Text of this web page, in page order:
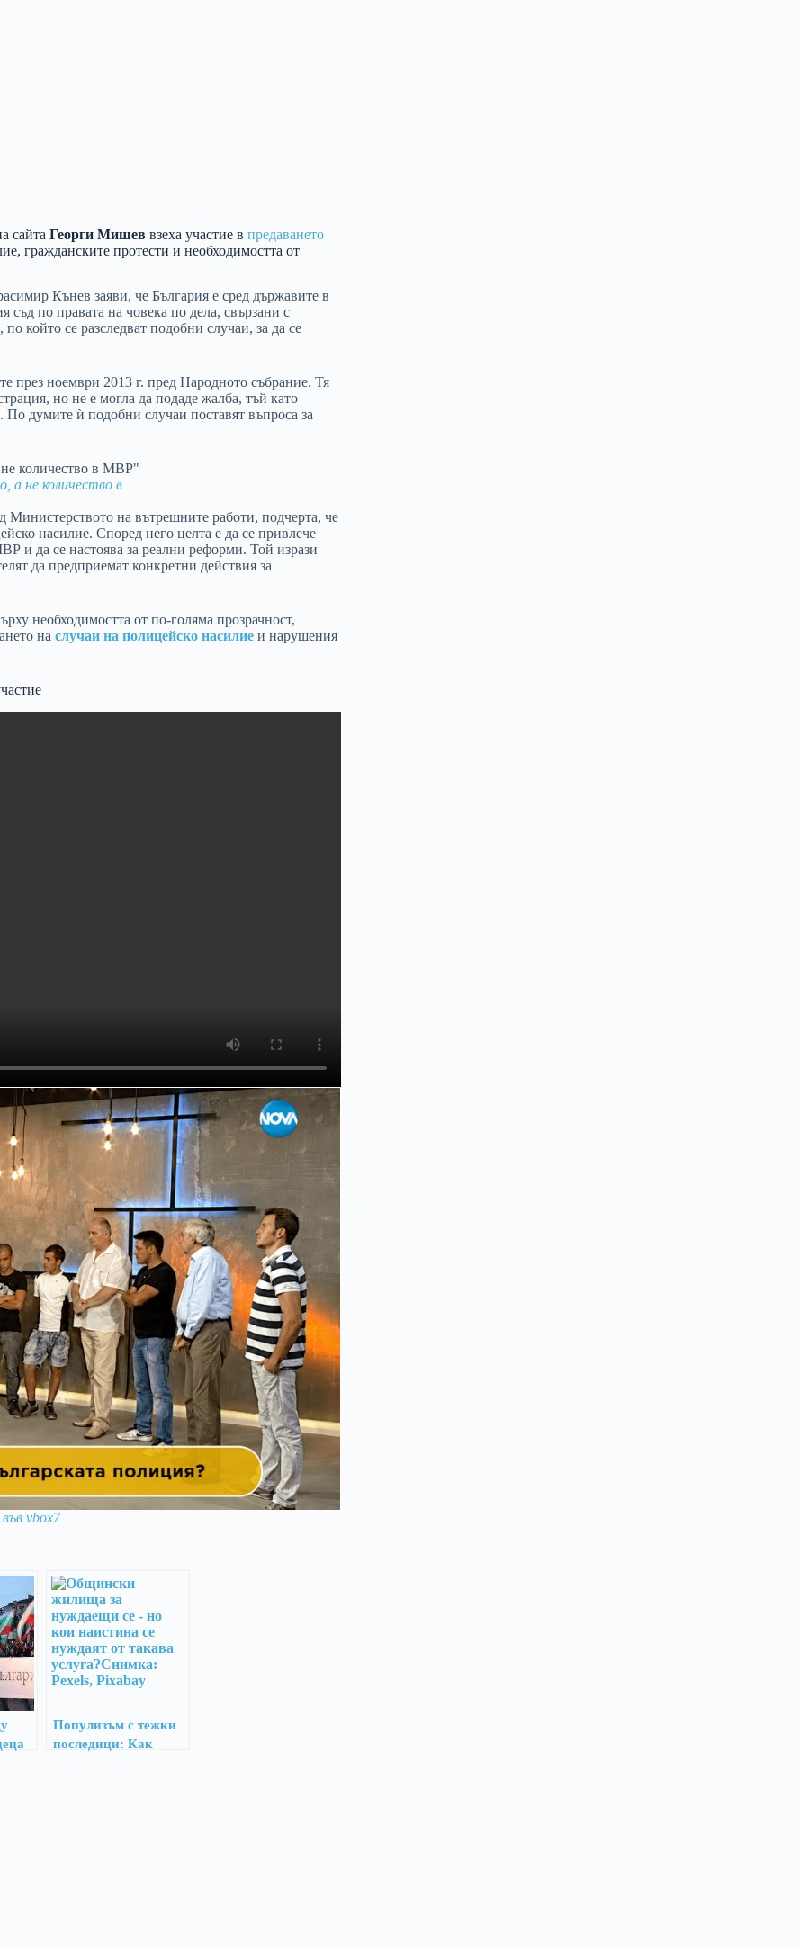
сайта Георги Мишев взеха участие в предаването
гражданските протести и необходимостта от
Кънев заяви, че България е сред държавите в
по правата на човека по дела, свързани с
който се разследват подобни случаи, за да се
през ноември 2013 г. пред Народното събрание. Тя
но не е могла да подаде жалба, тъй като
думите ѝ подобни случаи поставят въпроса за
а не количество в
Министерството на вътрешните работи, подчерта, че
насилие. Според него целта е да се привлече
и да се настоява за реални реформи. Той изрази
да предприемат конкретни действия за
необходимостта от по-голяма прозрачност,
на случаи на полицейско насилие и нарушения
vbox7
Популизъм с тежки
последици: Как